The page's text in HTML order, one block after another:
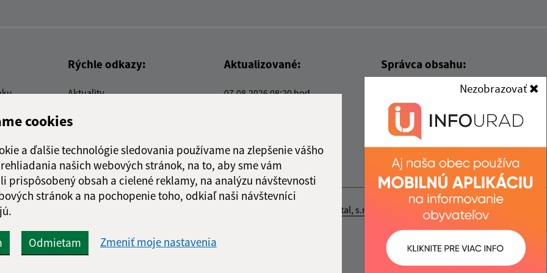
cookies
a ďalšie technológie sledovania používame na zlepšenie vášho
našich webových stránok, na to, aby sme vám
prispôsobený obsah a cielené reklamy, na analýzu návštevnosti
stránok a na pochopenie toho, odkiaľ naši návštevníci
Odmietam Zmeniť moje nastavenia
Nezobrazovať
Rýchle odkazy:
Aktuality
E-služby
Triedenie odpadu
Aktualizované:
07.08.2026 08:20 hod.
Správca obsahu:
Správca obsahu je Obec Kysak.
Vytvorené v súlade s
dizajn manuálom elektronických
služieb.
spoločnosť webex.digital, s.r.o.
Technický prevádzkovateľ: